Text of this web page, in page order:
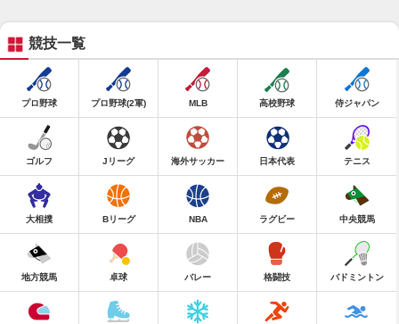
競技一覧
プロ野球 プロ野球(2軍) MLB 高校野球 侍ジャパン
ゴルフ Jリーグ 海外サッカー 日本代表 テニス
大相撲 Bリーグ NBA ラグビー 中央競馬
地方競馬 卓球 バレー 格闘技 バドミントン